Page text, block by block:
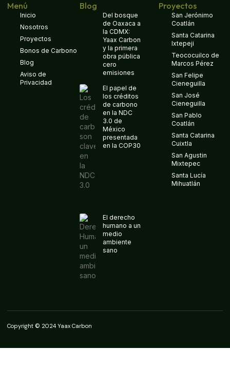
Menú
Inicio
Nosotros
Proyectos
Bonos de Carbono
Blog
Aviso de
Privacidad
Blog
Del bosque
de Oaxaca a
la CDMX:
Yaax Carbon
y la primera
obra pública
cero
emisiones
El papel de
los créditos
de carbono
en la NDC
3.0 de
México
presentada
en la COP30
El derecho
humano a un
medio
ambiente
sano
Proyectos
San Jerónimo
Coatlán
Santa Catarina
Ixtepeji
Teococuilco de
Marcos Pérez
San Felipe
Cieneguilla
San José
Cieneguilla
San Pablo
Coatlán
Santa Catarina
Cuixtla
San Agustin
Mixtepec
Santa Lucía
Mihuatlán
Copyright © 2024 Yaax Carbon